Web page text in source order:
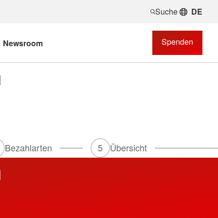
Suche DE
Newsroom Spenden
Bezahlarten 5 Übersicht